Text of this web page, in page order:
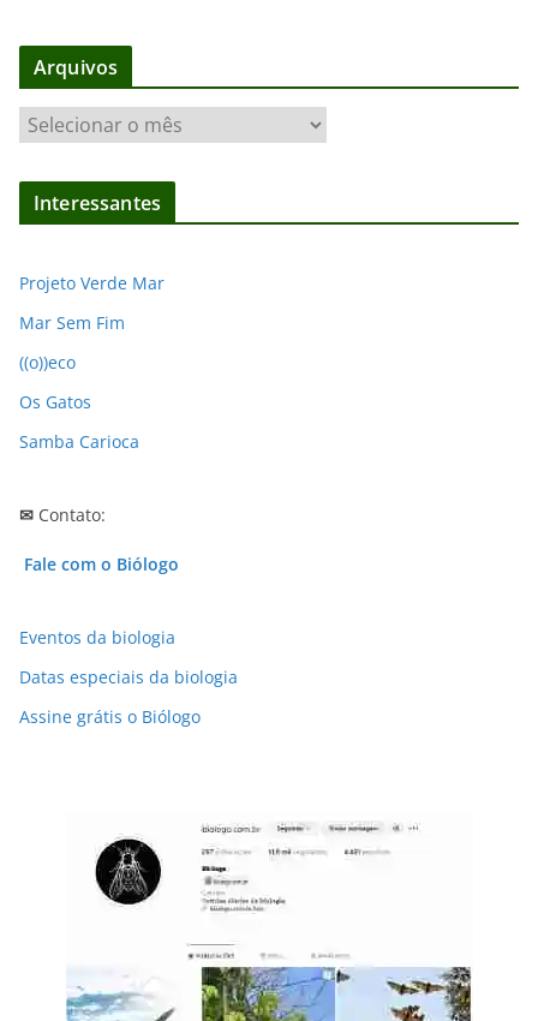
Arquivos
r
q
s
Interessantes
Projeto Verde Mar
Mar Sem Fim
((o))eco
Os Gatos
Samba Carioca
✉ Contato:
Fale com o Biólogo
Eventos da biologia
Datas especiais da biologia
Assine grátis o Biólogo